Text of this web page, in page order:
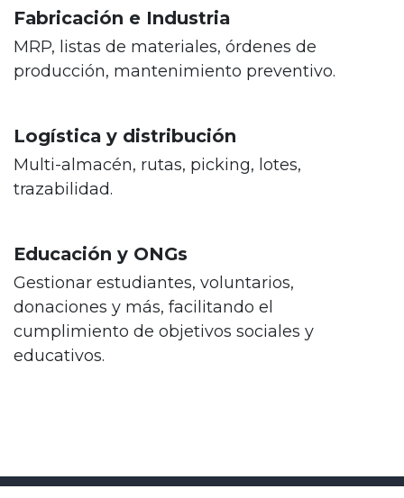
Fabricación e Industria
MRP, listas de materiales, órdenes de
producción, mantenimiento preventivo.
Logística y distribución
Multi-almacén, rutas, picking, lotes,
trazabilidad.
Educación y ONGs
Gestionar estudiantes, voluntarios,
donaciones y más, facilitando el
cumplimiento de objetivos sociales y
educativos.